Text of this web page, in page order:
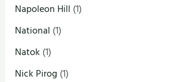
Napoleon Hill (1)
National (1)
Natok (1)
Nick Pirog (1)